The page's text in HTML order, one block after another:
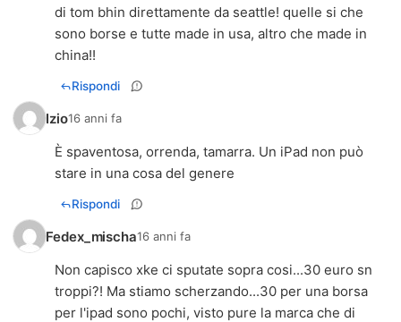
di tom bhin direttamente da seattle! quelle si che
sono borse e tutte made in usa, altro che made in
china!!
Rispondi
Izio16 anni fa
È spaventosa, orrenda, tamarra. Un iPad non può
stare in una cosa del genere
Rispondi
Fedex_mischa16 anni fa
Non capisco xke ci sputate sopra cosi...30 euro sn
troppi?! Ma stiamo scherzando...30 per una borsa
per l'ipad sono pochi, visto pure la marca che di